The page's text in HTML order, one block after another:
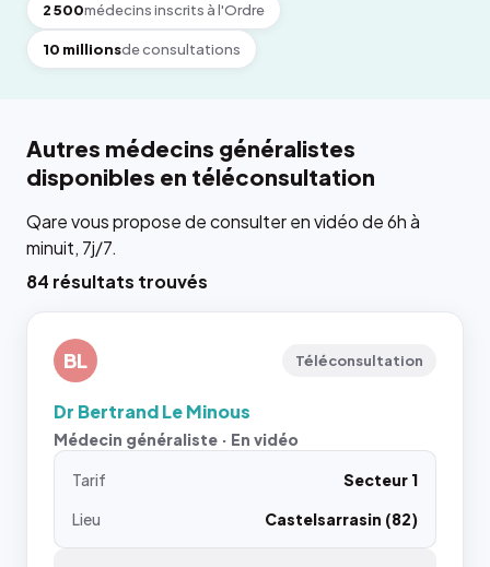
2 500médecins inscrits à l'Ordre
10 millionsde consultations
Autres médecins généralistes
disponibles en téléconsultation
Qare vous propose de consulter en vidéo de 6h à
minuit, 7j/7.
84 résultats trouvés
BL Téléconsultation
Dr Bertrand Le Minous
Médecin généraliste · En vidéo
Tarif
Secteur 1
Lieu
Castelsarrasin (82)